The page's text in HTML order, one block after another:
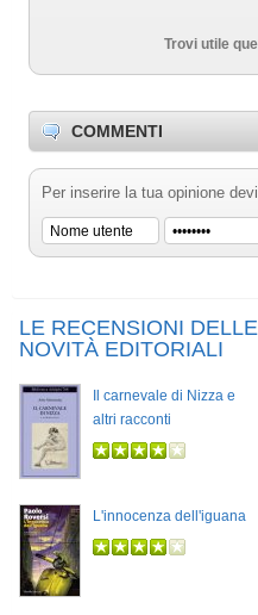
Trovi utile
COMMENTI
Per inserire la tua opinione
LE RECENSIONI
NOVITÀ EDITORIALI
Il carnevale di Nizza e
altri racconti
L'innocenza dell'iguana